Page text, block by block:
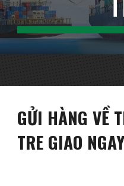
GỬI HÀNG VỀ
TRE GIAO